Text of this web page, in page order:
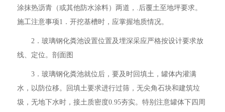
涂抹热沥青（或其他防水涂料）两道，.后覆土至地坪要求。
施工注意事项1．开挖基槽时，应掌握地质情况。
2．玻璃钢化粪池设置位置及埋深采应严格按设计要求放
线、定位。剖面图
3．玻璃钢化粪池就位后，要及时回填土，罐体内灌满
水，以防位移。回填土要求进行过筛，无尖角石块和建筑垃
圾，无地下水时，接土质密度0.95夯实。特别注意罐体下四周